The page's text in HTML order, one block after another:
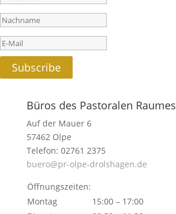
Subscribe
Büros des Pastoralen Raumes
Auf der Mauer 6
57462 Olpe
Telefon: 02761 2375
buero@pr-olpe-drolshagen.de
Öffnungszeiten:
Montag
15:00 – 17:00